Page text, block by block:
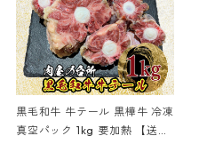
黒毛和牛 牛テール 黒樺牛 冷凍
真空パック 1kg 要加熱 【送料